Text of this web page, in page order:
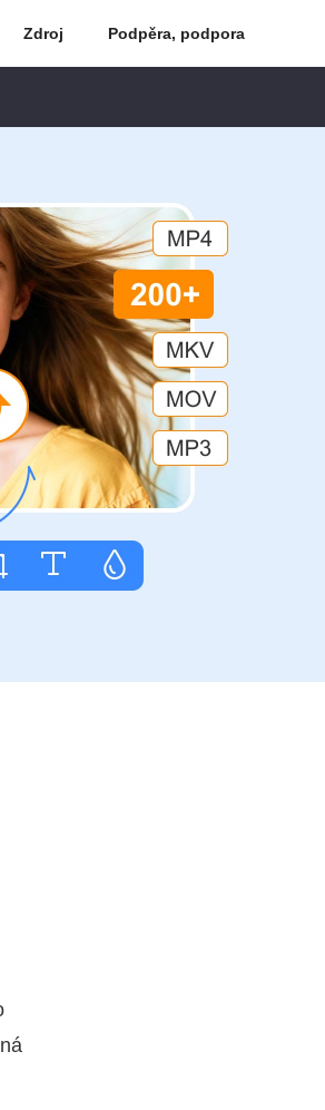
Zdroj Podpěra, podpora